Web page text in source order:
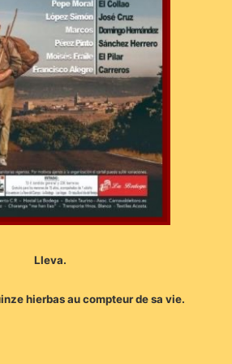
Lleva.
hierbas au compteur de sa vie.